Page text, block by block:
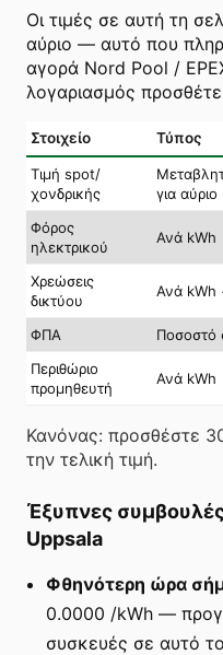
Οι τιμές σε αυτή τη
αύριο — αυτό που
αγορά Nord Pool /
λογαριασμός
Στοιχείο Τύπος
Τιμή spot/
χονδρικής
για αύριο
Φόρος
ηλεκτρικού
Ανά kWh
Χρεώσεις
δικτύου
Ανά kWh
ΦΠΑ
Ποσοστό
Περιθώριο
προμηθευτή
Ανά kWh
Κανόνας: προσθέστε
την τελική τιμή.
Έξυπνες
Uppsala
Φθηνότερη ώρα
0.0000 /kWh —
συσκευές σε αυτό